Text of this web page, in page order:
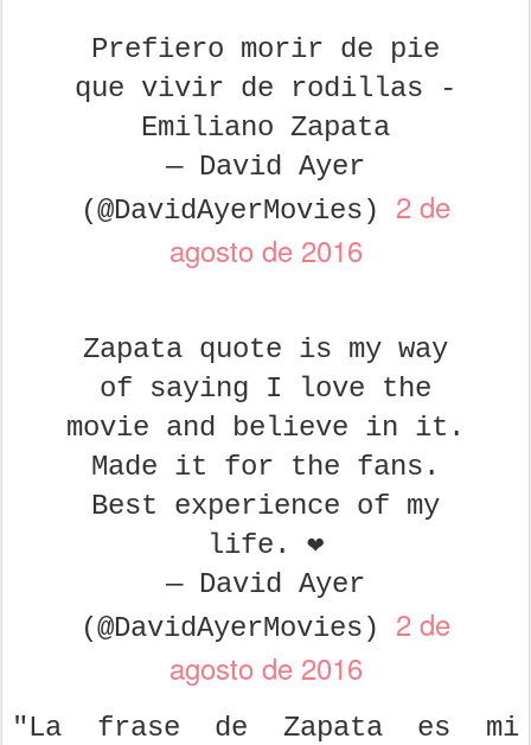
Prefiero morir de pie
que vivir de rodillas -
Emiliano Zapata
— David Ayer
(@DavidAyerMovies) 2 de
agosto de 2016
Zapata quote is my way
of saying I love the
movie and believe in it.
Made it for the fans.
Best experience of my
life. ❤️
— David Ayer
(@DavidAyerMovies) 2 de
agosto de 2016
"La frase de Zapata es mi